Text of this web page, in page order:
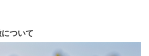
ついて